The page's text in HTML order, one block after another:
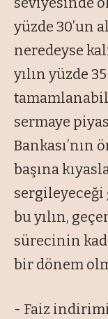
yüzde 30’un
neredeyse
yılın yüzde
sermaye
Bankası’nın
başına
sergileyeceği
bu yılın,
sürecinin
bir dönem
- Faiz